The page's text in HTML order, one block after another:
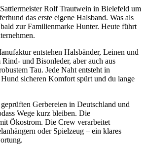
Rolf Trautwein in Bielefeld um
das erste eigene Halsband. Was als
zur Familienmarke Hunter. Heute führt
entstehen Halsbänder, Leinen und
und Bisonleder, aber auch aus
Tau. Jede Naht entsteht in
sicheren Komfort spürt und du lange
Gerbereien in Deutschland und
Wege kurz bleiben. Die
Ökostrom. Die Crew verarbeitet
oder Spielzeug – ein klares